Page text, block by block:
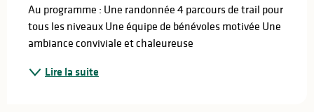
Au programme : Une randonnée 4 parcours de trail pour
tous les niveaux Une équipe de bénévoles motivée Une
ambiance conviviale et chaleureuse
Lire la suite